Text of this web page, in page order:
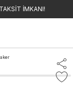
İMKANI!